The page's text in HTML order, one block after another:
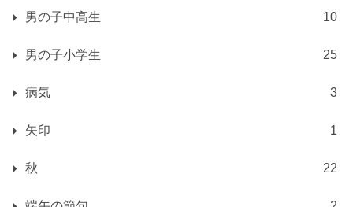
男の子中高生 10
男の子小学生 25
病気 3
矢印 1
秋 22